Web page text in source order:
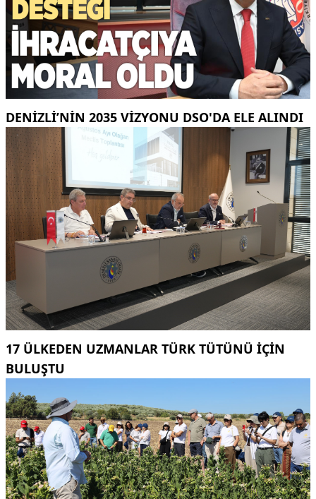
DENIZLI’NIN 2035 VIZYONU DSO'DA ELE ALINDI
17 ÜLKEDEN UZMANLAR TÜRK TÜTÜNÜ IÇIN
BULUŞTU